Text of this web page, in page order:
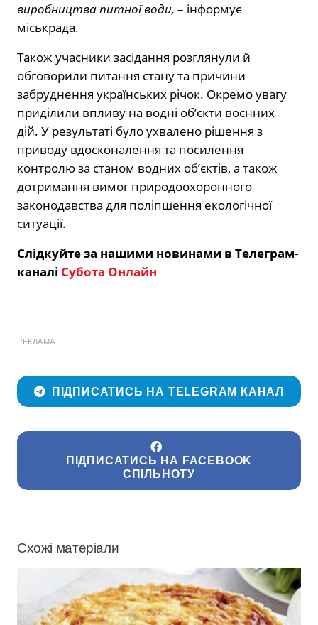
виробництва питної води, – інформує
міськрада.
Також учасники засідання розглянули й
обговорили питання стану та причини
забруднення українських річок. Окремо увагу
приділили впливу на водні об’єкти воєнних
дій. У результаті було ухвалено рішення з
приводу вдосконалення та посилення
контролю за станом водних об’єктів, а також
дотримання вимог природоохоронного
законодавства для поліпшення екологічної
ситуації.
Слідкуйте за нашими новинами в Телеграм-
каналі Субота Онлайн
РЕКЛАМА
ПІДПИСАТИСЬ НА TELEGRAM КАНАЛ
ПІДПИСАТИСЬ НА FACEBOOK
СПІЛЬНОТУ
Схожі матеріали